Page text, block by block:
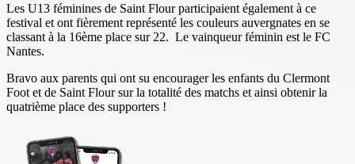
Les U13 féminines de Saint Flour participaient également à ce
festival et ont fièrement représenté les couleurs auvergnates en se
classant à la 16ème place sur 22. Le vainqueur féminin est le FC
Nantes.
Bravo aux parents qui ont su encourager les enfants du Clermont
Foot et de Saint Flour sur la totalité des matchs et ainsi obtenir la
quatrième place des supporters !